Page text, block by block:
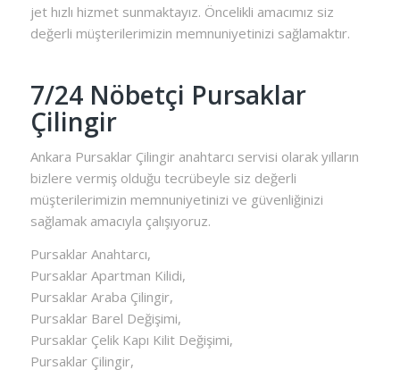
jet hızlı hizmet sunmaktayız. Öncelikli amacımız siz
değerli müşterilerimizin memnuniyetinizi sağlamaktır.
7/24 Nöbetçi Pursaklar
Çilingir
Ankara Pursaklar Çilingir anahtarcı servisi olarak yılların
bizlere vermiş olduğu tecrübeyle siz değerli
müşterilerimizin memnuniyetinizi ve güvenliğinizi
sağlamak amacıyla çalışıyoruz.
Pursaklar Anahtarcı,
Pursaklar Apartman Kilidi,
Pursaklar Araba Çilingir,
Pursaklar Barel Değişimi,
Pursaklar Çelik Kapı Kilit Değişimi,
Pursaklar Çilingir,